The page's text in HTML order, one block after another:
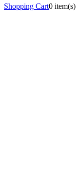
Shopping Cart0 item(s)